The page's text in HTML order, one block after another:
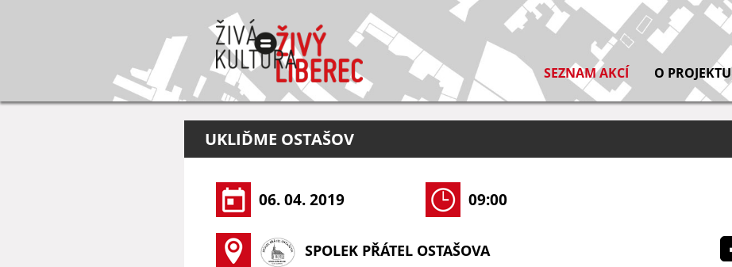
SEZNAM AKCÍ O PROJEKTU
UKLIĎME OSTAŠOV
06. 04. 2019 09:00
SPOLEK PŘÁTEL OSTAŠOVA